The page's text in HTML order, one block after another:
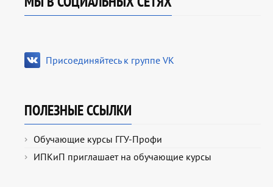
Присоединяйтесь к группе VK
ПОЛЕЗНЫЕ ССЫЛКИ
Обучающие курсы ГГУ-Профи
ИПКиП приглашает на обучающие курсы